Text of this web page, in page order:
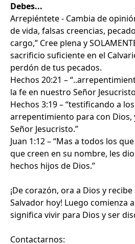
Debes...
Arrepiéntete - Cambia de
de vida, falsas creencias,
cargo,” Cree plena y
sacrificio suficiente en el
perdón de tus pecados.
Hechos 20:21 –
la fe en nuestro Señor
Hechos 3:19 – “testificando a
arrepentimiento para con Dios,
Señor Jesucristo.”
Juan 1:12 – “Mas a todos los
que creen en su nombre, les
hechos hijos de Dios.”
¡De corazón, ora a Dios y
Salvador hoy! Luego comienza
significa vivir para Dios y ser
Contactarnos: